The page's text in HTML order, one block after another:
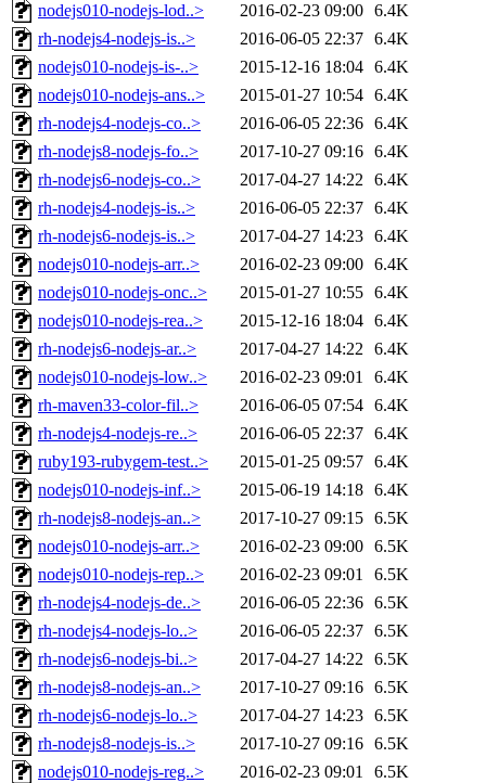
nodejs010-nodejs-lod..>
2016-02-23 09:00 6.4K
rh-nodejs4-nodejs-is..>
2016-06-05 22:37 6.4K
nodejs010-nodejs-is-..>
2015-12-16 18:04 6.4K
nodejs010-nodejs-ans..>
2015-01-27 10:54 6.4K
rh-nodejs4-nodejs-co..>
2016-06-05 22:36 6.4K
rh-nodejs8-nodejs-fo..>
2017-10-27 09:16 6.4K
rh-nodejs6-nodejs-co..>
2017-04-27 14:22 6.4K
rh-nodejs4-nodejs-is..>
2016-06-05 22:37 6.4K
rh-nodejs6-nodejs-is..>
2017-04-27 14:23 6.4K
nodejs010-nodejs-arr..>
2016-02-23 09:00 6.4K
nodejs010-nodejs-onc..>
2015-01-27 10:55 6.4K
nodejs010-nodejs-rea..>
2015-12-16 18:04 6.4K
rh-nodejs6-nodejs-ar..>
2017-04-27 14:22 6.4K
nodejs010-nodejs-low..>
2016-02-23 09:01
6.4K
rh-maven33-color-fil..>
2016-06-05 07:54 6.4K
rh-nodejs4-nodejs-re..>
2016-06-05 22:37 6.4K
ruby193-rubygem-test..>
2015-01-25 09:57 6.4K
nodejs010-nodejs-inf..>
2015-06-19 14:18 6.4K
rh-nodejs8-nodejs-an..>
2017-10-27 09:15 6.5K
nodejs010-nodejs-arr..>
2016-02-23 09:00 6.5K
nodejs010-nodejs-rep..>
2016-02-23 09:01
6.5K
rh-nodejs4-nodejs-de..>
2016-06-05 22:36 6.5K
rh-nodejs4-nodejs-lo..>
2016-06-05 22:37 6.5K
rh-nodejs6-nodejs-bi..>
2017-04-27 14:22 6.5K
rh-nodejs8-nodejs-an..>
2017-10-27 09:16 6.5K
rh-nodejs6-nodejs-lo..>
2017-04-27 14:23 6.5K
rh-nodejs8-nodejs-is..>
2017-10-27 09:16 6.5K
nodejs010-nodejs-reg..>
2016-02-23 09:01
6.5K